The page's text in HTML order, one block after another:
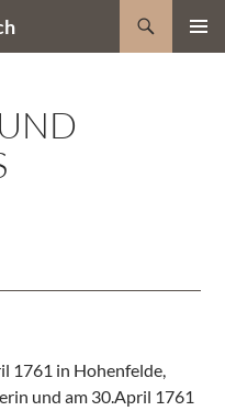
1761 in Hohenfelde,
und am 30.April 1761